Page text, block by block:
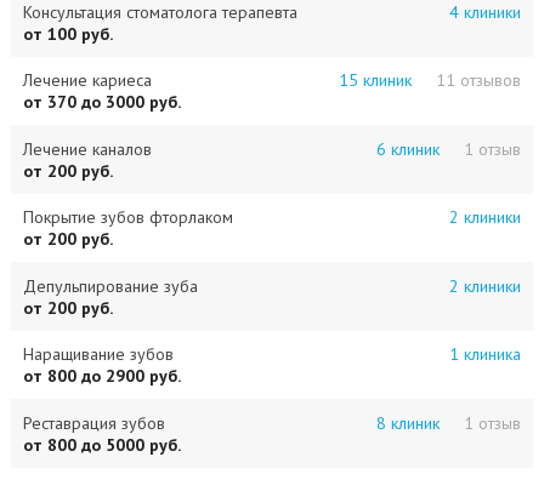
Консультация стоматолога терапевта
4 клиники
от 100 руб.
Лечение кариеса 11 отзывов
15 клиник
от 370 до 3000 руб.
Лечение каналов 1 отзыв
6 клиник
от 200 руб.
Покрытие зубов фторлаком
2 клиники
от 200 руб.
Депульпирование зуба
2 клиники
от 200 руб.
Наращивание зубов
1 клиника
от 800 до 2900 руб.
Реставрация зубов 1 отзыв
8 клиник
от 800 до 5000 руб.